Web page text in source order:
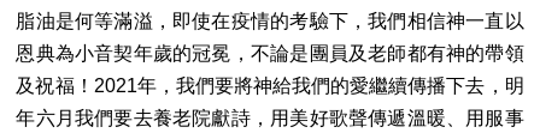
脂油是何等滿溢，即使在疫情的考驗下，我們相信神一直以
恩典為小音契年歲的冠冕，不論是團員及老師都有神的帶領
及祝福！2021年，我們要將神給我們的愛繼續傳播下去，明
年六月我們要去養老院獻詩，用美好歌聲傳遞溫暖、用服事